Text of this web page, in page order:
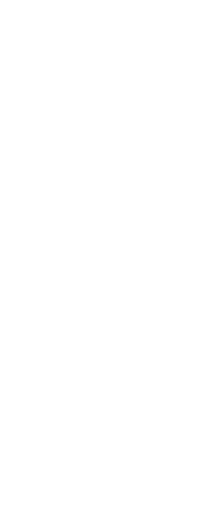
osvježavajućeg
plaži s
piće na šanku,
se opustite.
je za goste